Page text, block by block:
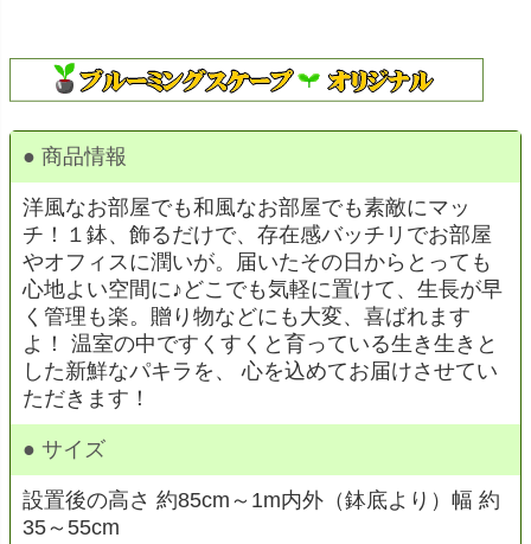
● 商品情報
洋風なお部屋でも和風なお部屋でも素敵にマッ
チ！１鉢、飾るだけで、存在感バッチリでお部屋
やオフィスに潤いが。届いたその日からとっても
心地よい空間に♪どこでも気軽に置けて、生長が早
く管理も楽。贈り物などにも大変、喜ばれます
よ！ 温室の中ですくすくと育っている生き生きと
した新鮮なパキラを、 心を込めてお届けさせてい
ただきます！
● サイズ
設置後の高さ 約85cm～1m内外（鉢底より）幅 約
35～55cm